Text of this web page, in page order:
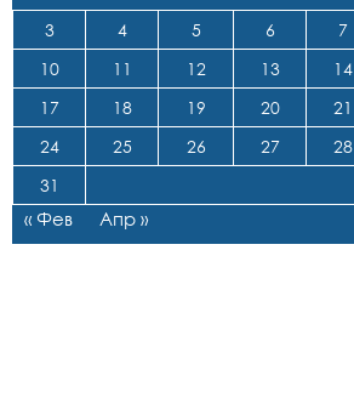
3
4 5 6 7
10
11 12 13 14
17
18 19 20 21
24
25 26 27 28
31
« Фев Апр »